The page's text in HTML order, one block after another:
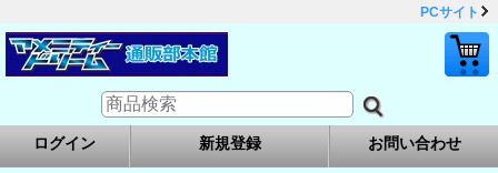
PCサイト
ログイン 新規登録 お問い合わせ